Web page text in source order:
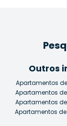
Outros
Apartamentos
Apartamentos
Apartamentos
Apartamentos